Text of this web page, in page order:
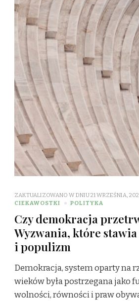
ZAKTUALIZOWANO W DNIU21 WRZEŚNIA,
CIEKAWOSTKI
POLITYKA
Czy demokracja
Wyzwania, które
i populizm
Demokracja, system oparty na
wieków była postrzegana jako
wolności, równości i praw